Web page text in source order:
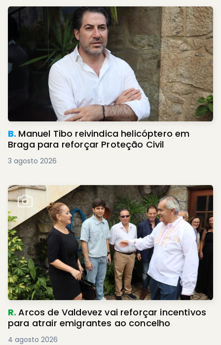
B. Manuel Tibo reivindica helicóptero em
Braga para reforçar Proteção Civil
3 agosto 2026
R.Arcos de Valdevez vai reforçar incentivos
para atrair emigrantes ao concelho
4 agosto 2026